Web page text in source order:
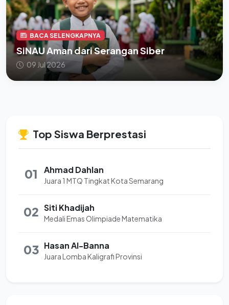
BACA SELENGKAPNYA
SiNAU Aman dari Serangan Siber
09 Jul 2026
Top Siswa Berprestasi
01 Ahmad Dahlan
Juara 1 MTQ Tingkat Kota Semarang
02 Siti Khadijah
Medali Emas Olimpiade Matematika
03 Hasan Al-Banna
Juara Lomba Kaligrafi Provinsi